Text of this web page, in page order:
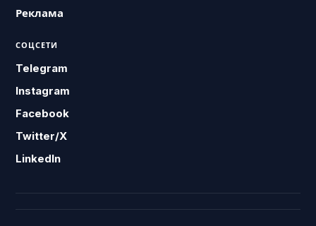
Реклама
СОЦСЕТИ
Telegram
Instagram
Facebook
Twitter/X
LinkedIn